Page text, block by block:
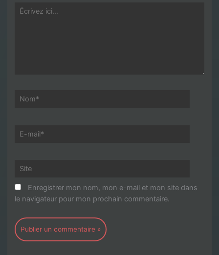
Écrivez
Nom*
E-
Site
Enregistrer mon nom, mon e-mail et mon site dans
le navigateur pour mon prochain commentaire.